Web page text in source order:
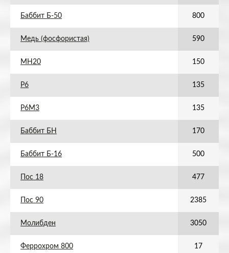
Баббит Б-50 800
Медь (фосфористая) 590
МН20 150
Р6 135
Р6М3 135
Баббит БН 170
Баббит Б-16 500
Пос 18 477
Пос 90 2385
Молибден 3050
Феррохром 800 17